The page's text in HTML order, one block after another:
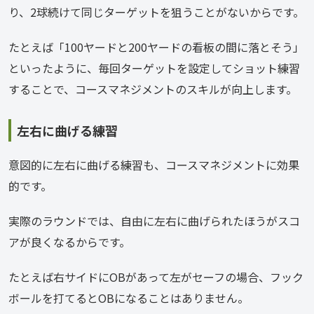
り、2球続けて同じターゲットを狙うことがないからです。
たとえば「100ヤードと200ヤードの看板の間に落とそう」
といったように、毎回ターゲットを設定してショット練習
することで、コースマネジメントのスキルが向上します。
左右に曲げる練習
意図的に左右に曲げる練習も、コースマネジメントに効果
的です。
実際のラウンドでは、自由に左右に曲げられたほうがスコ
アが良くなるからです。
たとえば右サイドにOBがあって左がセーフの場合、フック
ボールを打てるとOBになることはありません。